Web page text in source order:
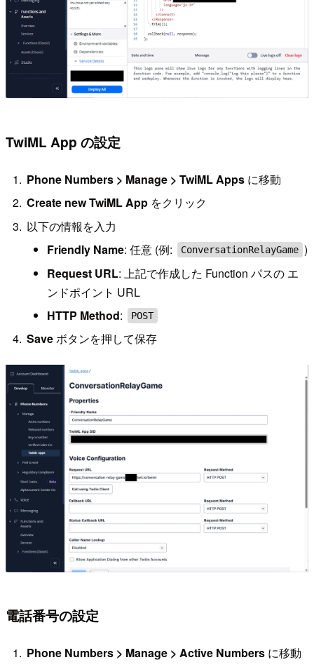
TwiML App の設定
Phone Numbers > Manage > TwiML Apps に移動
Create new TwiML App をクリック
以下の情報を入力
Friendly Name: 任意 (例: ConversationRelayGame )
Request URL: 上記で作成した Function パスの エ
ンドポイント URL
HTTP Method: POST
Saveボタンを押して保存
電話番号の設定
Phone Numbers > Manage > Active Numbers に移動